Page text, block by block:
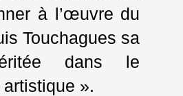
à l’œuvre du
Touchagues sa
dans le
».